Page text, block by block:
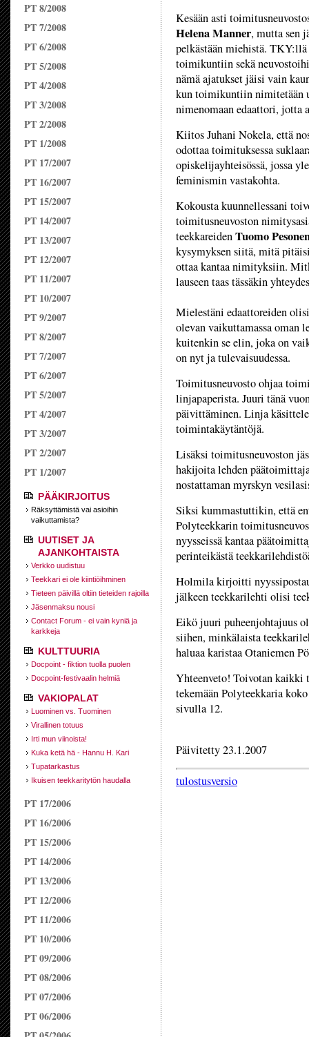
PT 8/2008
PT 7/2008
PT 6/2008
PT 5/2008
PT 4/2008
PT 3/2008
PT 2/2008
PT 1/2008
PT 17/2007
PT 16/2007
PT 15/2007
PT 14/2007
PT 13/2007
PT 12/2007
PT 11/2007
PT 10/2007
PT 9/2007
PT 8/2007
PT 7/2007
PT 6/2007
PT 5/2007
PT 4/2007
PT 3/2007
PT 2/2007
PT 1/2007
PÄÄKIRJOITUS
Räksyttämistä vai asioihin
vaikuttamista?
UUTISET JA
AJANKOHTAISTA
Verkko uudistuu
Teekkari ei ole kiintiöihminen
Tieteen päivillä oltiin tieteiden rajoilla
Jäsenmaksu nousi
Contact Forum - ei vain kyniä ja
karkkeja
KULTTUURIA
Docpoint - fiktion tuolla puolen
Docpoint-festivaalin helmiä
VAKIOPALAT
Luominen vs. Tuominen
Virallinen totuus
Irti mun viinoista!
Kuka ketä hä - Hannu H. Kari
Tupatarkastus
Ikuisen teekkaritytön haudalla
PT 17/2006
PT 16/2006
PT 15/2006
PT 14/2006
PT 13/2006
PT 12/2006
PT 11/2006
PT 10/2006
PT 09/2006
PT 08/2006
PT 07/2006
PT 06/2006
Kesään asti
Helena Manner, mutta sen
pelkästään miehistä.
toimikuntiin sekä
nämä ajatukset jäisi vain
kun toimikuntiin nimitetään
nimenomaan edaattori, jotta
Kiitos Juhani Nokela, että
odottaa toimituksessa
opiskelijayhteisössä, jossa
feminismin vastakohta.
Kokousta kuunnellessani
toimitusneuvoston
teekkareidenTuomo
kysymyksen siitä, mitä
ottaa kantaa nimityksiin.
lauseen taas tässäkin
Mielestäni edaattoreiden
olevan vaikuttamassa oman
kuitenkin se elin, joka on
on nyt ja tulevaisuudessa.
Toimitusneuvosto ohjaa
linjapaperista. Juuri tänä
päivittäminen. Linja
toimintakäytäntöjä.
Lisäksi toimitusneuvoston
hakijoita lehden
nostattaman myrskyn
Siksi kummastuttikin, että
Polyteekkarin
nyysseissä kantaa
perinteikästä
Holmila kirjoitti
jälkeen teekkarilehti olisi
Eikö juuri puheenjohtajuus
siihen, minkälaista
haluaa karistaa Otaniemen
Yhteenveto! Toivotan
tekemään Polyteekkaria
sivulla 12.
Päivitetty 23.1.2007
tulostusversio